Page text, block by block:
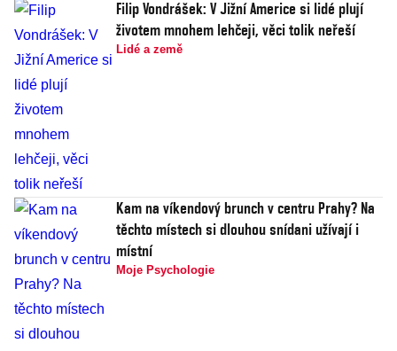
Filip Vondrášek: V Jižní Americe si lidé plují
životem mnohem lehčeji, věci tolik neřeší
Lidé a země
Kam na víkendový brunch v centru Prahy? Na
těchto místech si dlouhou snídani užívají i
místní
Moje Psychologie